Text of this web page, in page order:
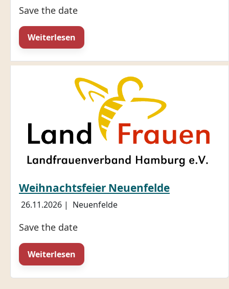
Save the date
Weiterlesen
Weihnachtsfeier Neuenfelde
26.11.2026 | Neuenfelde
Save the date
Weiterlesen